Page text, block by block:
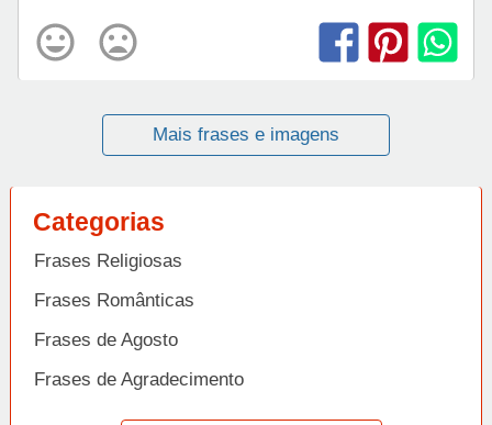
Mais frases e imagens
Categorias
Frases Religiosas
Frases Românticas
Frases de Agosto
Frases de Agradecimento
Frases de Amizade